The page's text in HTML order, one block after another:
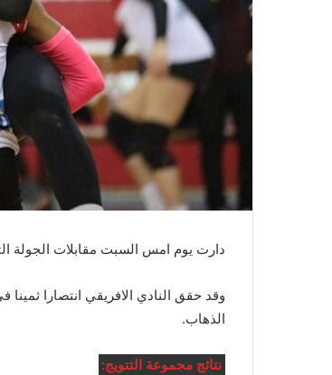
دارت يوم امس السبت مقابلات الجولة
وقد حقق النادي الافريقي انتصارا
الذهاب.
نتائج مجموعة التتويج: